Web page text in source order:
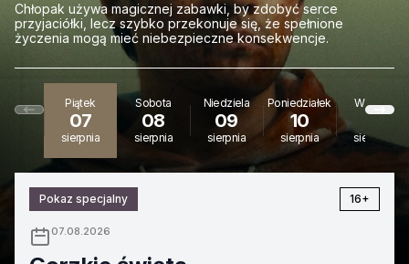
Chłopak używa magicznej zabawki, by zdobyć serce
przyjaciółki, lecz szybko przekonuje się, że spełnione
życzenia mogą mieć niebezpieczne konsekwencje.
Piątek
07
sierpnia
Sobota
08
sierpnia
Niedziela
09
sierpnia
Poniedziałek
10
sierpnia
Wtorek
11
sierpnia
Pokaz specjalny 16+
07.08.2026